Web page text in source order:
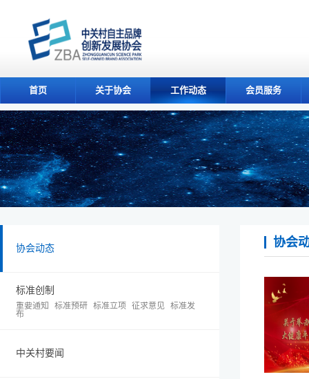
首页 关于协会 工作动态 会员服务
协会动态
标准创制
重要通知 标准预研 标准立项 征求意见 标准发
布
中关村要闻
协会